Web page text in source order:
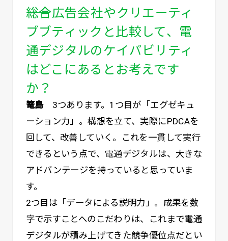
――総合広告会社やクリエーティ
ブブティックと比較して、電
通デジタルのケイパビリティ
はどこにあるとお考えです
か？
篭島3つあります。1つ目が「エグゼキュ
ーション力」。構想を立て、実際にPDCAを
回して、改善していく。これを一貫して実行
できるという点で、電通デジタルは、大きな
アドバンテージを持っていると思っていま
す。
2つ目は「データによる説明力」。成果を数
字で示すことへのこだわりは、これまで電通
デジタルが積み上げてきた競争優位点だとい